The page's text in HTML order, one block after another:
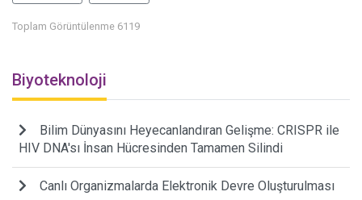
Toplam Görüntülenme 6119
Biyoteknoloji
Bilim Dünyasını Heyecanlandıran Gelişme: CRISPR ile
HIV DNA'sı İnsan Hücresinden Tamamen Silindi
Canlı Organizmalarda Elektronik Devre Oluşturulması